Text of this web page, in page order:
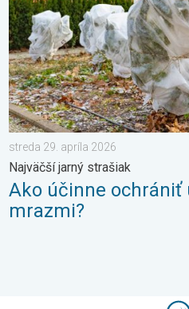
streda 29. apríla 2026
Najväčší jarný strašiak
Ako účinne ochrániť
mrazmi?